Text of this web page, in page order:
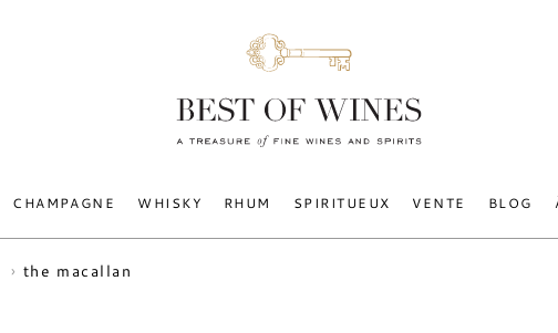
CHAMPAGNE WHISKY RHUM SPIRITUEUX VENTE BLOG
the macallan